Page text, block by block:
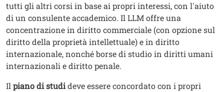
tutti gli altri corsi in base ai propri interessi, con l'aiuto
di un consulente accademico. Il LLM offre una
concentrazione in diritto commerciale (con opzione sul
diritto della proprietà intellettuale) e in diritto
internazionale, nonché borse di studio in diritti umani
internazionali e diritto penale.
Il piano di studideve essere concordato con i propri